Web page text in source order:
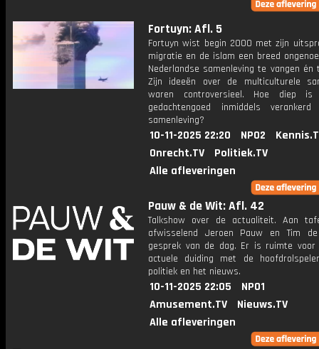
Fortuyn: Afl. 5
Fortuyn wist begin 2000 met zijn
migratie en de islam een breed
Nederlandse samenleving te vangen én
Zijn ideeën over de multiculturele
waren controversieel. Hoe diep is
gedachtengoed inmiddels
samenleving?
10-11-2025 22:20 NPO2
Onrecht.TV
Politiek.TV
Alle afleveringen
Pauw & de Wit: Afl. 42
Talkshow over de actualiteit. Aan
afwisselend Jeroen Pauw en Tim
gesprek van de dag. Er is ruimte
actuele duiding met de
politiek en het nieuws.
10-11-2025 22:05
NPO1
Amusement.TV
Nieuws.TV
Alle afleveringen